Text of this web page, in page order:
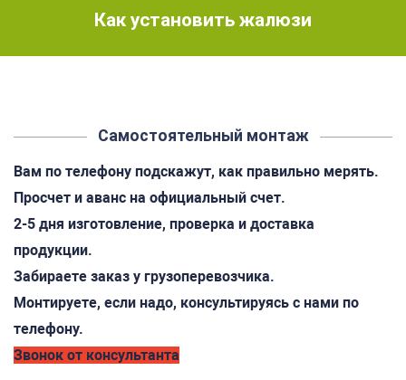
Как установить жалюзи
Самостоятельный монтаж
Вам по телефону подскажут, как правильно мерять.
Просчет и аванс на официальный счет.
2-5 дня изготовление, проверка и доставка
продукции.
Забираете заказ у грузоперевозчика.
Монтируете, если надо, консультируясь с нами по
телефону.
Звонок от консультанта